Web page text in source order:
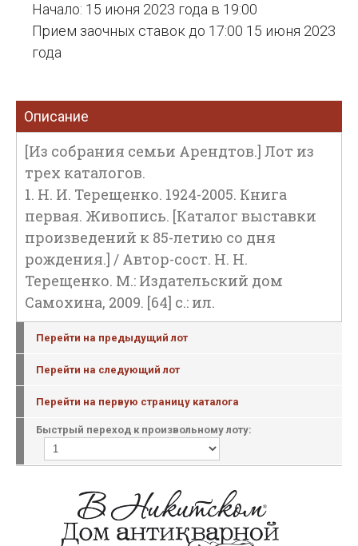
Начало: 15 июня 2023 года в 19:00
Прием заочных ставок до 17:00 15 июня 2023
года
Описание
[Из собрания семьи Арендтов.] Лот из
трех каталогов.
1. Н. И. Терещенко. 1924-2005. Книга
первая. Живопись. [Каталог выставки
произведений к 85-летию со дня
рождения.] / Автор-сост. Н. Н.
Терещенко. М.: Издательский дом
Самохина, 2009. [64] с.: ил.
Перейти на предыдущий лот
Перейти на следующий лот
Перейти на первую страницу каталога
Быстрый переход к произвольному лоту: